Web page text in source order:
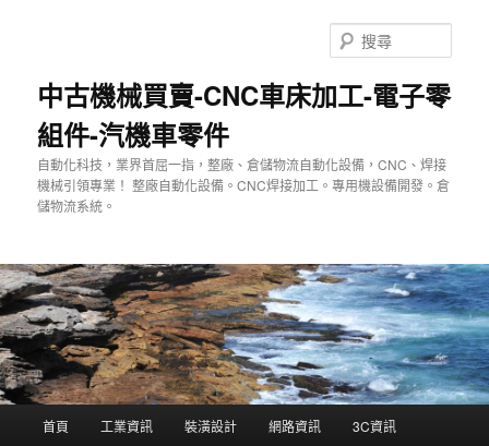
中古機械買賣-CNC車床加工-電子零
組件-汽機車零件
自動化科技，業界首屈一指，整廠、倉儲物流自動化設備，CNC、焊接
機械引領專業！ 整廠自動化設備。CNC焊接加工。專用機設備開發。倉
儲物流系統。
尋
首頁 工業資訊 裝潢設計 網路資訊 3C資訊